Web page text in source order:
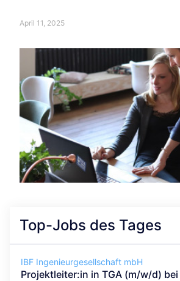
April 11, 2025
Top-Jobs des Tages
IBF Ingenieurgesellschaft mbH
Projektleiter:in in TGA (m/w/d) bei